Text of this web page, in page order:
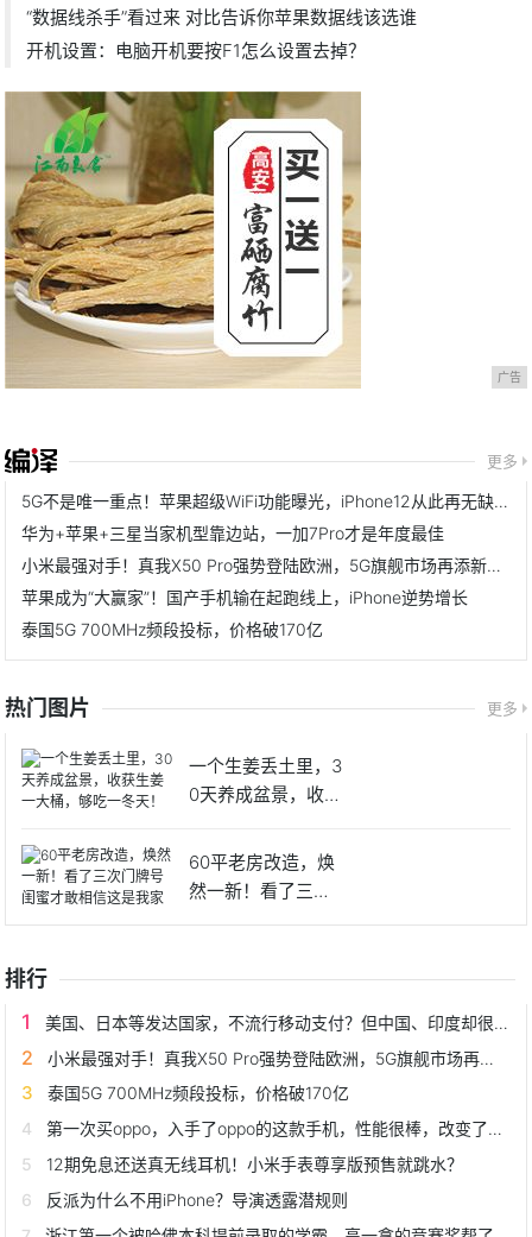
“数据线杀手”看过来 对比告诉你苹果数据线该选谁
开机设置：电脑开机要按F1怎么设置去掉？
广告
更多
5G不是唯一重点！苹果超级WiFi功能曝光，iPhone12从此再无缺点
华为+苹果+三星当家机型靠边站，一加7Pro才是年度最佳
小米最强对手！真我X50 Pro强势登陆欧洲，5G旗舰市场再添新标杆
苹果成为“大赢家”！国产手机输在起跑线上，iPhone逆势增长
泰国5G 700MHz频段投标，价格破170亿
热门图片 更多
一个生姜丢土里，3
0天养成盆景，收获
60平老房改造，焕
然一新！看了三次
门牌号
排行
美国、日本等发达国家，不流行移动支付？但中国、印度却很流行？
小米最强对手！真我X50 Pro强势登陆欧洲，5G旗舰市场再添新标杆
泰国5G 700MHz频段投标，价格破170亿
第一次买oppo，入手了oppo的这款手机，性能很棒，改变了我的看法
12期免息还送真无线耳机！小米手表尊享版预售就跳水？
反派为什么不用iPhone？导演透露潜规则